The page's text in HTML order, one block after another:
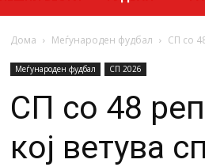
Дома Меѓународен фудбал СП со
Меѓународен фудбал СП 2026
СП со 48
кој ветува